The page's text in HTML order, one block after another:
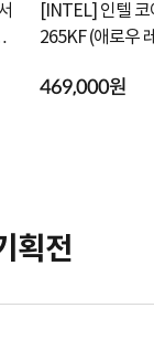
[INTEL] 인텔
265KF (애로우 레이크/3.9GHz/30M
469,000원
획전